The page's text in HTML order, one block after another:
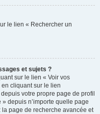
le lien « Rechercher un
et sujets ?
sur le lien « Voir vos
cliquant sur le lien
votre propre page de profil
depuis n’importe quelle page
page de recherche avancée et